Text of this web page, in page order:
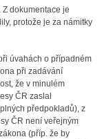
dokumentace je
protože je za námitky
úvahách o případném
při zadávání
že v minulém
ČR zaslal
předpokladů), z
ČR není veřejným
(příp. že by